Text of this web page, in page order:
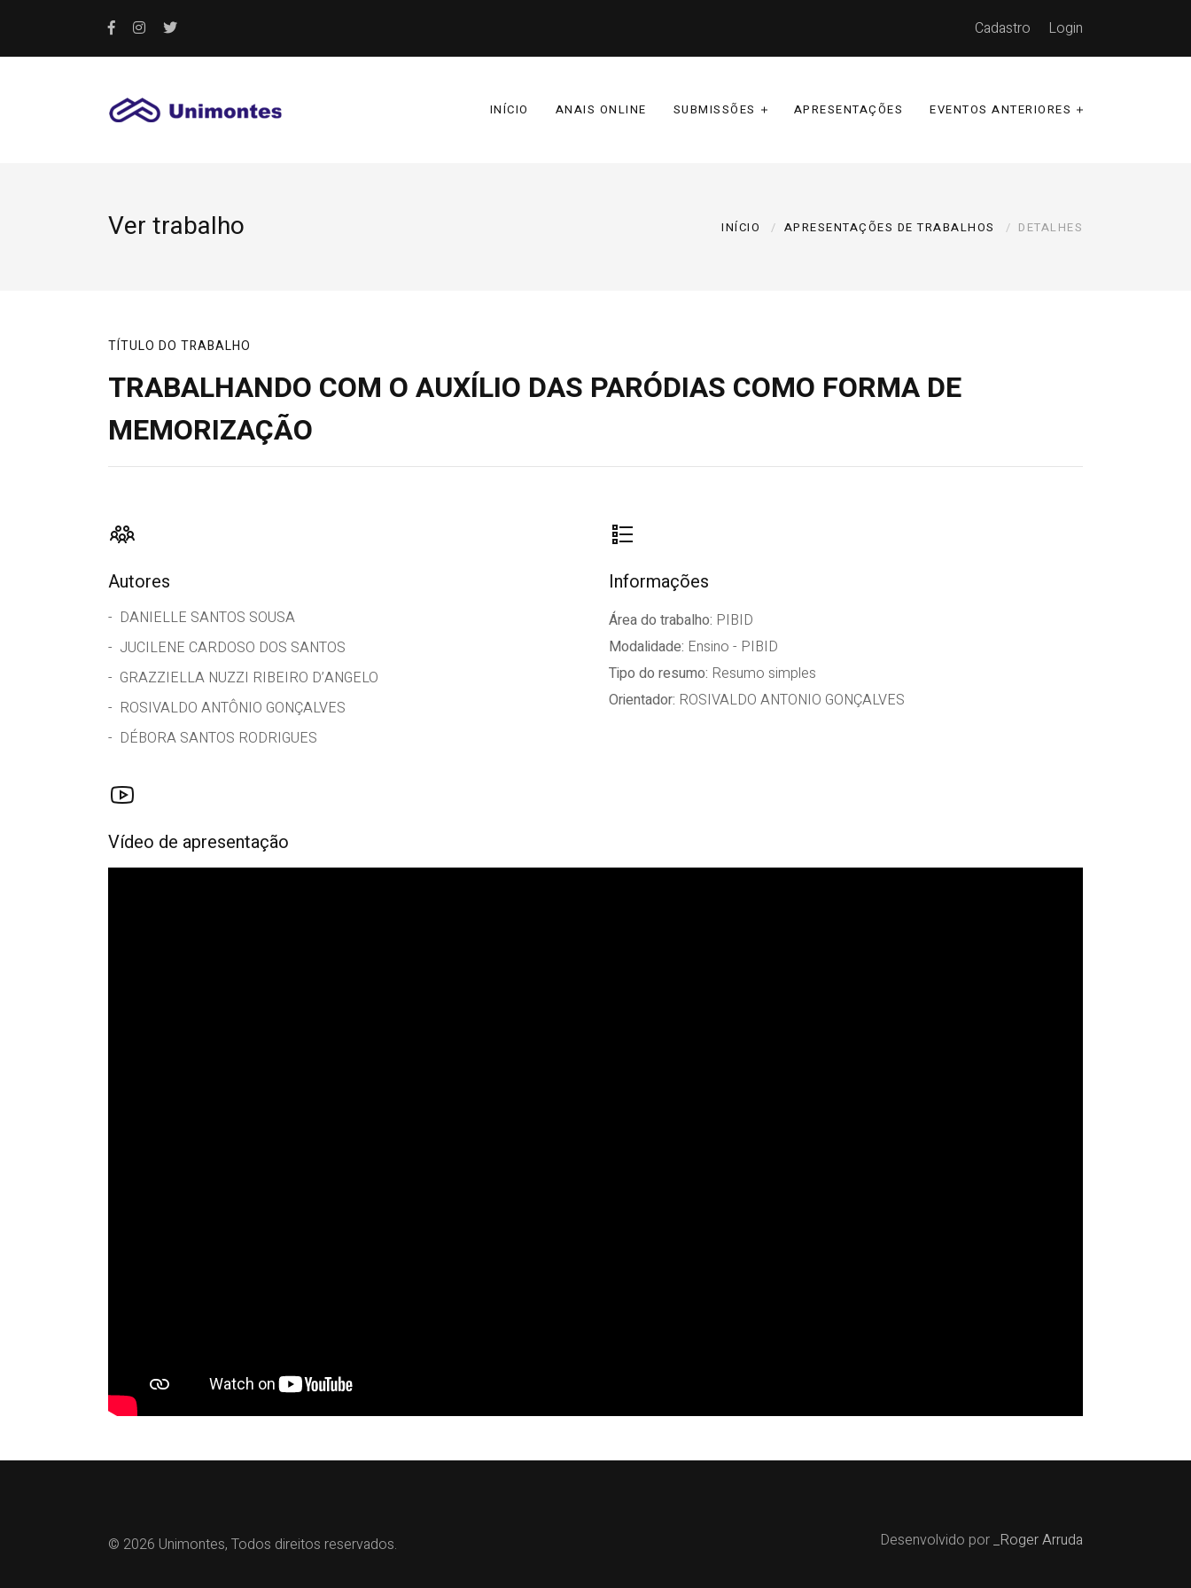
Cadastro Login
INÍCIO ANAIS ONLINE SUBMISSÕES APRESENTAÇÕES EVENTOS ANTERIORES
Ver trabalho INÍCIO APRESENTAÇÕES DE TRABALHOS DETALHES
TÍTULO DO TRABALHO
TRABALHANDO COM O AUXÍLIO DAS PARÓDIAS COMO FORMA DE
MEMORIZAÇÃO
Autores
DANIELLE SANTOS SOUSA
JUCILENE CARDOSO DOS SANTOS
GRAZZIELLA NUZZI RIBEIRO D’ANGELO
ROSIVALDO ANTÔNIO GONÇALVES
DÉBORA SANTOS RODRIGUES
Informações
Área do trabalho: PIBID
Modalidade: Ensino - PIBID
Tipo do resumo: Resumo simples
Orientador: ROSIVALDO ANTONIO GONÇALVES
Vídeo de apresentação
© 2026 Unimontes, Todos direitos reservados. Desenvolvido por_Roger Arruda